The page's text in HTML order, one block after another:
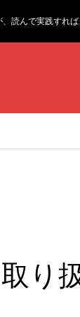
読んで実践すれ
り